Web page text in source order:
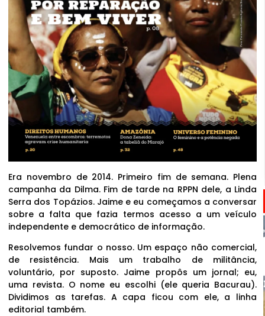
Era novembro de 2014. Primeiro fim de semana. Plena
campanha da Dilma. Fim de tarde na RPPN dele, a Linda
Serra dos Topázios. Jaime e eu começamos a conversar
sobre a falta que fazia termos acesso a um veículo
independente e democrático de informação.
Resolvemos fundar o nosso. Um espaço não comercial,
de resistência. Mais um trabalho de militância,
voluntário, por suposto. Jaime propôs um jornal; eu,
uma revista. O nome eu escolhi (ele queria Bacurau).
Dividimos as tarefas. A capa ficou com ele, a linha
editorial também.